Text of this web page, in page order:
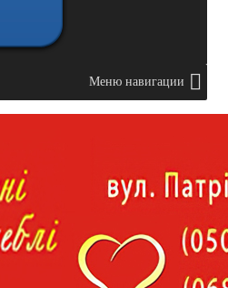
Меню навигации